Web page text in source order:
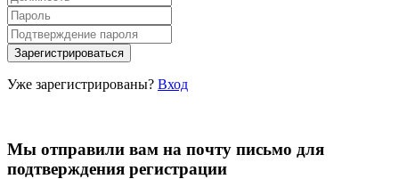
Уже зарегистрированы? Вход
Мы отправили вам на почту письмо для
подтверждения регистрации